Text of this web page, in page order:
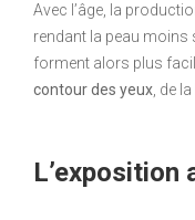
Avec l’âge, la
rendant la peau moins
forment alors plus
contour des yeux , de la
L’exposition